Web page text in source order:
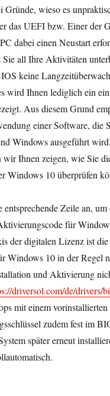
Gründe, wieso es
das UEFI bzw. Einer der
dabei einen Neustart
Sie all Ihre Aktivitäten
keine
wird Ihnen lediglich ein
Aus diesem Grund
einer Software, die
Windows ausgeführt
Ihnen zeigen, wie Sie
Windows 10 überprüfen
Zeile an, um
für
der digitalen Lizenz ist die
Windows 10 in der Regel
und Aktivierung
driversol.com/de/drivers/
mit einem
zudem fest im
später erneut